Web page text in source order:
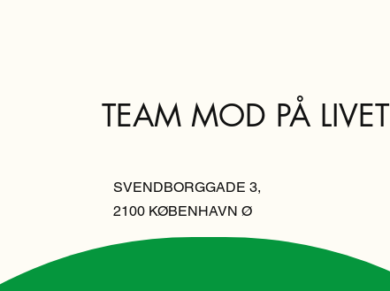
TEAM MOD PÅ LIVET
SVENDBORGGADE 3,
2100 KØBENHAVN Ø